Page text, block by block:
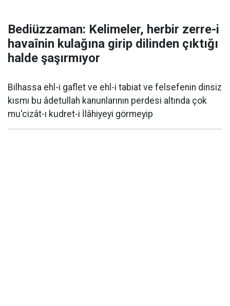
Bediüzzaman: Kelimeler, herbir zerre-i
havaînin kulağına girip dilinden çıktığı
halde şaşırmıyor
Bilhassa ehl-i gaflet ve ehl-i tabiat ve felsefenin dinsiz
kısmı bu âdetullah kanunlarının perdesi altında çok
mu'cizât-ı kudret-i İlâhiyeyi görmeyip